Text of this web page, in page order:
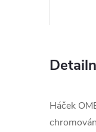
Háček